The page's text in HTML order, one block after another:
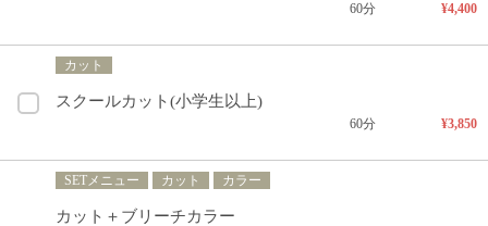
60分 ¥4,400
カット
スクールカット(小学生以上)
60分 ¥3,850
SETメニュー カット カラー
カット＋ブリーチカラー